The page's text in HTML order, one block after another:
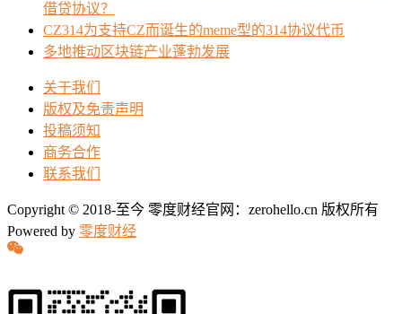
借贷协议？
CZ314为支持CZ而诞生的meme型的314协议代币
多地推动区块链产业蓬勃发展
关于我们
版权及免责声明
投稿须知
商务合作
联系我们
Copyright © 2018-至今 零度财经官网：zerohello.cn 版权所有
Powered by 零度财经